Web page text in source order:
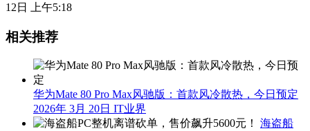
12日 上午5:18
相关推荐
华为Mate 80 Pro Max风驰版：首款风冷散热，今日预定
2026年 3月 20日 IT业界
海盗船